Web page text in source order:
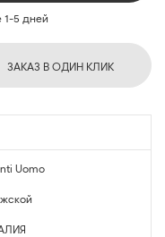
1-5 дней
ЗАКАЗ В ОДИН КЛИК
Uomo